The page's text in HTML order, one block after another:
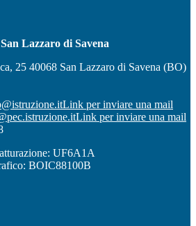
Lazzaro di Savena
25 40068 San Lazzaro di Savena (BO)
Link per inviare una mail
Link per inviare una mail
UF6A1A
BOIC88100B